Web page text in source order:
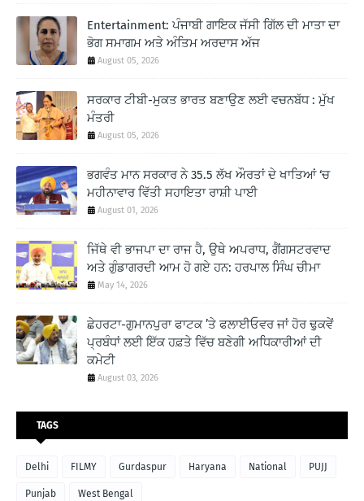
Entertainment: ਪੰਜਾਬੀ ਗਾਇਕ ਜੱਸੀ ਗਿੱਲ ਦੀ ਮਾਤਾ ਦਾ
ਭੋਗ ਸਮਾਗਮ ਅਤੇ ਅੰਤਿਮ ਅਰਦਾਸ ਅੱਜ
August 05, 2026
ਸਰਕਾਰ ਟੀਬੀ-ਮੁਕਤ ਭਾਰਤ ਬਣਾਉਣ ਲਈ ਵਚਨਬੱਧ : ਮੁੱਖ
ਮੰਤਰੀ
August 05, 2026
ਭਗਵੰਤ ਮਾਨ ਸਰਕਾਰ ਨੇ 35.5 ਲੱਖ ਔਰਤਾਂ ਦੇ ਖਾਤਿਆਂ ‘ਚ
ਮਹੀਨਾਵਾਰ ਵਿੱਤੀ ਸਹਾਇਤਾ ਰਾਸ਼ੀ ਪਾਈ
August 01, 2026
ਜਿੱਥੇ ਵੀ ਭਾਜਪਾ ਦਾ ਰਾਜ ਹੈ, ਉਥੇ ਅਪਰਾਧ, ਗੈਂਗਸਟਰਵਾਦ
ਅਤੇ ਗੁੰਡਾਗਰਦੀ ਆਮ ਹੋ ਗਏ ਹਨ: ਹਰਪਾਲ ਸਿੰਘ ਚੀਮਾ
May 14, 2026
ਛੇਹਰਟਾ-ਗੁਮਾਨਪੁਰਾ ਫਾਟਕ ’ਤੇ ਫਲਾਈਓਵਰ ਜਾਂ ਹੋਰ ਢੁਕਵੇਂ
ਪ੍ਰਬੰਧਾਂ ਲਈ ਇੱਕ ਹਫ਼ਤੇ ਵਿੱਚ ਬਣੇਗੀ ਅਧਿਕਾਰੀਆਂ ਦੀ
ਕਮੇਟੀ
August 03, 2026
TAGS
Delhi FILMY Gurdaspur Haryana National PUJJ
Punjab West Bengal